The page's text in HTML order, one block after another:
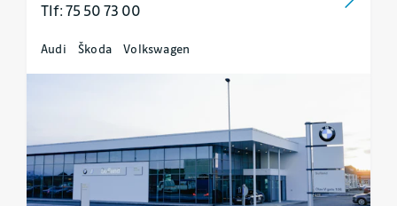
Tlf: 75 50 73 00
Audi Škoda Volkswagen